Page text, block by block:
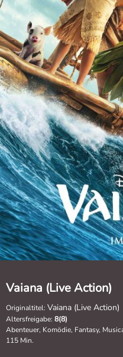
Vaiana (Live Action)
Originaltitel: Vaiana (Live Action)
Altersfreigabe: 8(8)
Abenteuer, Komödie, Fantasy,
115 Min.